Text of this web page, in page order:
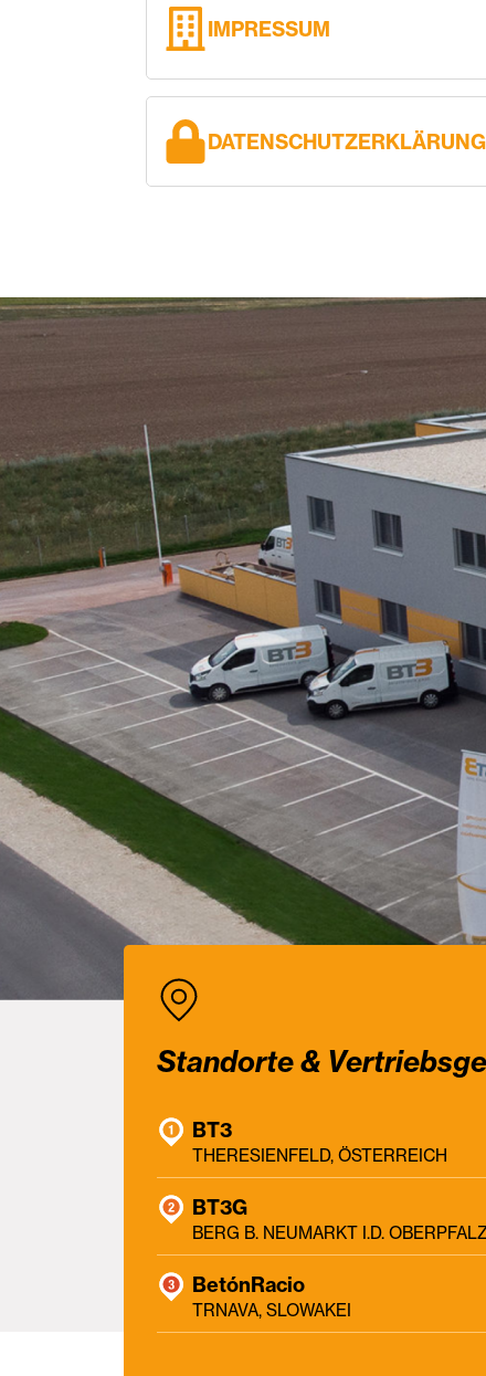
IMPRESSUM
DATENSCHUTZERKLÄRUNG
Standorte &
BT3
THERESIENFELD, ÖSTERREICH
BT3G
BERG B. NEUMARKT I.D.
BetónRacio
TRNAVA, SLOWAKEI